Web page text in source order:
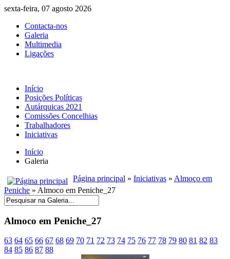
sexta-feira, 07 agosto 2026
Contacta-nos
Galeria
Multimedia
Ligações
Início
Posições Políticas
Autárquicas 2021
Comissões Concelhias
Trabalhadores
Iniciativas
Início
Galeria
Página principal » Iniciativas » Almoço em
Peniche » Almoco em Peniche_27
Almoco em Peniche_27
63 64 65 66 67 68 69 70 71 72 73 74 75 76 77 78 79 80 81 82 83
84 85 86 87 88